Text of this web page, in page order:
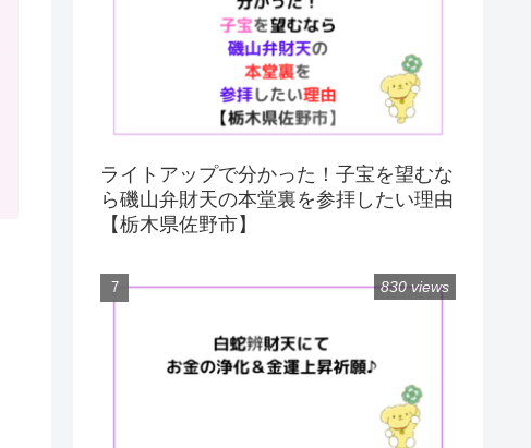
ライトアップで分かった！子宝を望むな
ら磯山弁財天の本堂裏を参拝したい理由
【栃木県佐野市】
830 views